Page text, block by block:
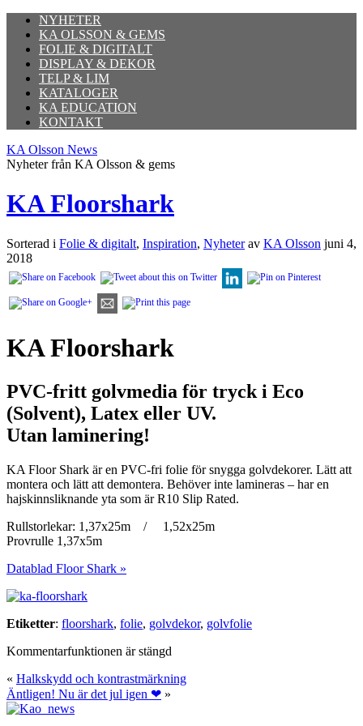
NYHETER
KA OLSSON & GEMS
FOLIE & DIGITALT
DISPLAY & DEKOR
TELP & LIM
KATALOGER
KA EDUCATION
KONTAKT
KA Olsson News
Nyheter från KA Olsson & gems
KA Floorshark
Sorterad i Folie & digitalt, Inspiration, Nyheter av KA Olsson juni 4,
2018
KA Floorshark
PVC-fritt golvmedia för tryck i Eco
(Solvent), Latex eller UV.
Utan laminering!
KA Floor Shark är en PVC-fri folie för snygga golvdekorer. Lätt att
montera och lätt att demontera. Behöver inte lamineras – har en
hajskinnsliknande yta som är R10 Slip Rated.
Rullstorlekar: 1,37x25m / 1,52x25m
Provrulle 1,37x5m
Datablad Floor Shark »
Etiketter: floorshark, folie, golvdekor, golvfolie
Kommentarfunktionen är stängd
« Halkskydd och kontrastmärkning
Äntligen! Nu är det jul igen ❤ »